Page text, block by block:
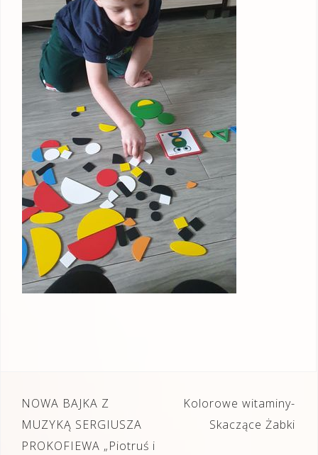
Nawigacja
wpisu
NOWA BAJKA Z
MUZYKĄ SERGIUSZA
PROKOFIEWA „Piotruś i
Kolorowe witaminy-
Skaczące Żabki